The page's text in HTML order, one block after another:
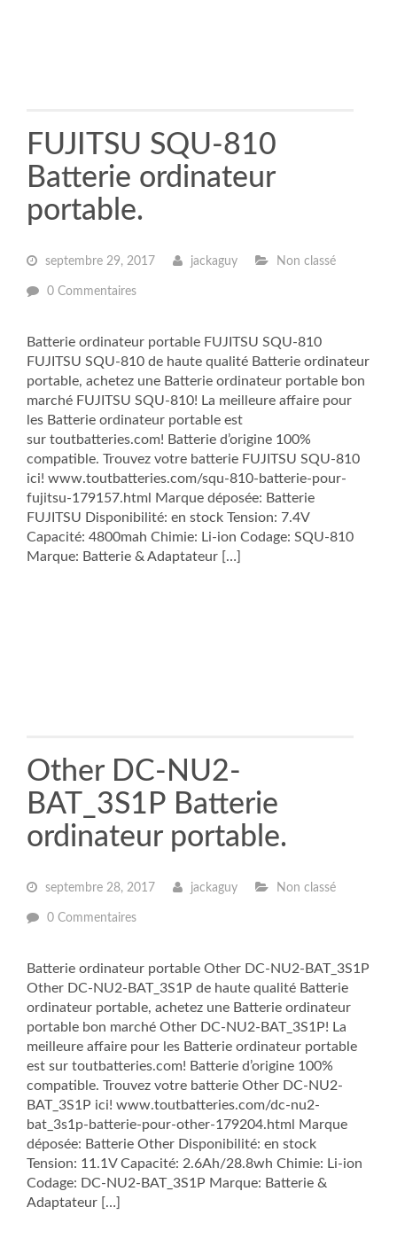
FUJITSU SQU-810
Batterie ordinateur
portable.
septembre 29, 2017 jackaguy Non classé
0 Commentaires
Batterie ordinateur portable FUJITSU SQU-810
FUJITSU SQU-810 de haute qualité Batterie ordinateur
portable, achetez une Batterie ordinateur portable bon
marché FUJITSU SQU-810! La meilleure affaire pour
les Batterie ordinateur portable est
sur toutbatteries.com! Batterie d’origine 100%
compatible. Trouvez votre batterie FUJITSU SQU-810
ici! www.toutbatteries.com/squ-810-batterie-pour-
fujitsu-179157.html Marque déposée: Batterie
FUJITSU Disponibilité: en stock Tension: 7.4V
Capacité: 4800mah Chimie: Li-ion Codage: SQU-810
Marque: Batterie & Adaptateur […]
Other DC-NU2-
BAT_3S1P Batterie
ordinateur portable.
septembre 28, 2017 jackaguy Non classé
0 Commentaires
Batterie ordinateur portable Other DC-NU2-BAT_3S1P
Other DC-NU2-BAT_3S1P de haute qualité Batterie
ordinateur portable, achetez une Batterie ordinateur
portable bon marché Other DC-NU2-BAT_3S1P! La
meilleure affaire pour les Batterie ordinateur portable
est sur toutbatteries.com! Batterie d’origine 100%
compatible. Trouvez votre batterie Other DC-NU2-
BAT_3S1P ici! www.toutbatteries.com/dc-nu2-
bat_3s1p-batterie-pour-other-179204.html Marque
déposée: Batterie Other Disponibilité: en stock
Tension: 11.1V Capacité: 2.6Ah/28.8wh Chimie: Li-ion
Codage: DC-NU2-BAT_3S1P Marque: Batterie &
Adaptateur […]